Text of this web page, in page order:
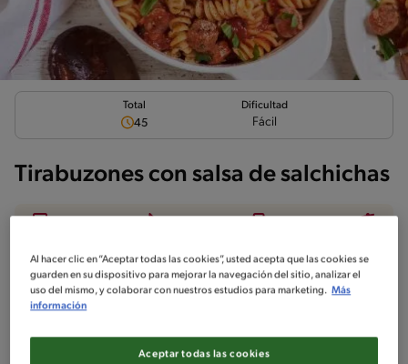
Total
45
Dificultad
Fácil
Tirabuzones con salsa de salchichas
Ingredientes ¡A cocinar! Comentarios
Al hacer clic en “Aceptar todas las cookies”, usted acepta que las cookies se
guarden en su dispositivo para mejorar la navegación del sitio, analizar el
uso del mismo, y colaborar con nuestros estudios para marketing. Más
información
Aceptar todas las cookies